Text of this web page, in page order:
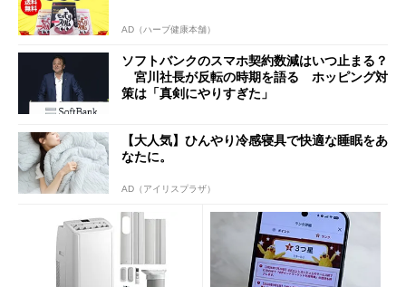
AD（ハーブ健康本舗）
ソフトバンクのスマホ契約数減はいつ止まる？
宮川社長が反転の時期を語る ホッピング対
策は「真剣にやりすぎた」
【大人気】ひんやり冷感寝具で快適な睡眠をあ
なたに。
AD（アイリスプラザ）